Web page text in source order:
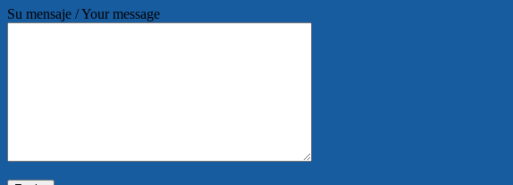
Su mensaje / Your message